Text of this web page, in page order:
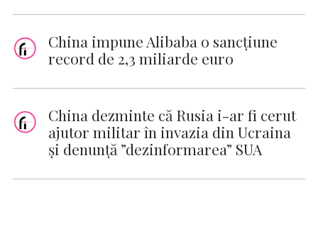
China impune Alibaba o sancţiune
record de 2,3 miliarde euro
China dezminte că Rusia i-ar fi cerut
ajutor militar în invazia din Ucraina
şi denunţă ”dezinformarea” SUA